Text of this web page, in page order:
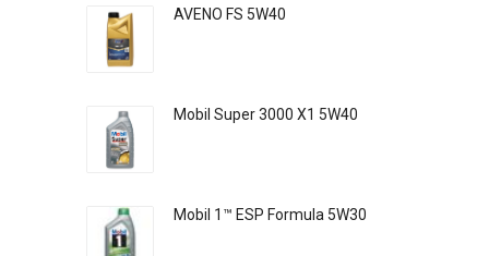
AVENO FS 5W40
Mobil Super 3000 X1 5W40
Mobil 1™ ESP Formula 5W30